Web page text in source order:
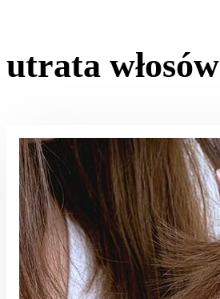
utrata włosów